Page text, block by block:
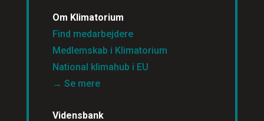
Om Klimatorium
Find medarbejdere
Medlemskab i Klimatorium
National klimahub i EU
→ Se mere
Vidensbank